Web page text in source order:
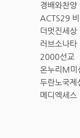
경배와찬양
ACTS29 비
더멋진세상
러브소나타
2000선교
온누리M미
두란노국제
메디엑세스